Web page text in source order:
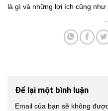
là gì và những lợi ích cũng như
Để lại một bình luận
Email của bạn sẽ không